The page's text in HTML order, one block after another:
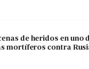
de heridos en uno
mortíferos contra